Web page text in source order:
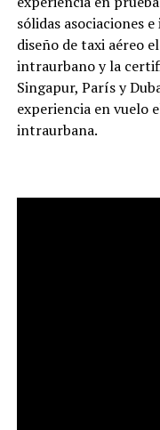
sólidas asociaciones
diseño de taxi aéreo
intraurbano y la
Singapur, París y
experiencia en vuelo
intraurbana.